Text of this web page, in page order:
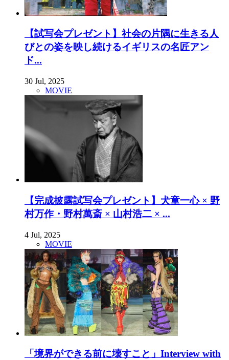
【試写会プレゼント】社会の片隅に生きる人
びとの姿を映し続けるイギリスの名匠アン
ド...
30 Jul, 2025
MOVIE
【完成披露試写会プレゼント】犬童一心 × 野
村万作・野村萬斎 × 山村浩二 × ...
4 Jul, 2025
MOVIE
「境界ができる前に壊すこと」Interview with